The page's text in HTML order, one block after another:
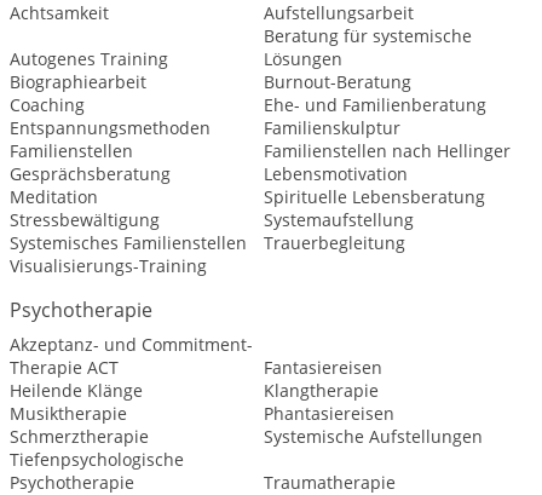
Achtsamkeit
Aufstellungsarbeit
Autogenes Training
Beratung für systemische
Lösungen
Biographiearbeit
Burnout-Beratung
Coaching
Ehe- und Familienberatung
Entspannungsmethoden
Familienskulptur
Familienstellen
Familienstellen nach Hellinger
Gesprächsberatung
Lebensmotivation
Meditation
Spirituelle Lebensberatung
Stressbewältigung
Systemaufstellung
Systemisches Familienstellen
Trauerbegleitung
Visualisierungs-Training
Psychotherapie
Akzeptanz- und Commitment-
Therapie ACT
Fantasiereisen
Heilende Klänge
Klangtherapie
Musiktherapie
Phantasiereisen
Schmerztherapie
Systemische Aufstellungen
Tiefenpsychologische
Psychotherapie
Traumatherapie